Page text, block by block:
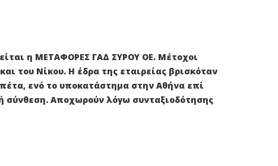
η ΜΕΤΑΦΟΡΕΣ ΓΑΔ ΣΥΡΟΥ ΟΕ. Μέτοχοι
του Νίκου. Η έδρα της εταιρείας βρισκόταν
ενό το υποκατάστημα στην Αθήνα επί
σύνθεση. Αποχωρούν λόγω συνταξιοδότησης